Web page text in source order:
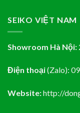
SEIKO VIỆT NAM
Showroom Hà Nội:
Điện thoại(Zalo):
Website:http://